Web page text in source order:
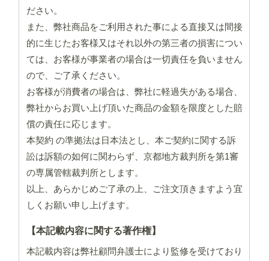
ださい。
また、弊社商品をご利用された事による直接又は間接
的に生じたお客様又はそれ以外の第三者の損害につい
ては、お客様が事業者の場合は一切責任を負いません
ので、ご了承ください。
お客様が消費者の場合は、弊社に軽過失がある場合、
弊社からお買い上げ頂いた商品の金額を限度とした賠
償の責任に応じます。
本契約 の準拠法は日本法とし、本ご契約に関する訴
訟は訴額の如何に関わらず、京都地方裁判所を第1審
の専属管轄裁判所とします。
以上、あらかじめご了承の上、ご注文頂きますよう宜
しくお願い申し上げます。
【本記載内容に関する著作権】
本記載内容は弊社顧問弁護士により監修を受けており